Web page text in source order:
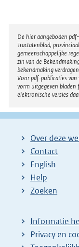
Disclaimer
De hier aangeboden
Tractatenblad,
gemeenschappelijke
zin van de
bekendmaking
Voor pdf-publicaties van
vorm uitgegeven bladen
elektronische versies
Over deze
Contact
English
Help
Zoeken
Informatie
Privacy en